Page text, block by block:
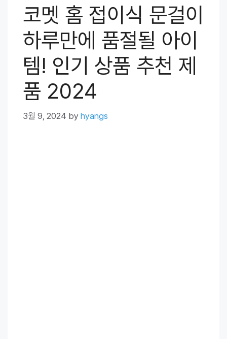
코멧 홈 접이식 문걸이
하루만에 품절될 아이
템! 인기 상품 추천 제
품 2024
3월 9, 2024 by hyangs